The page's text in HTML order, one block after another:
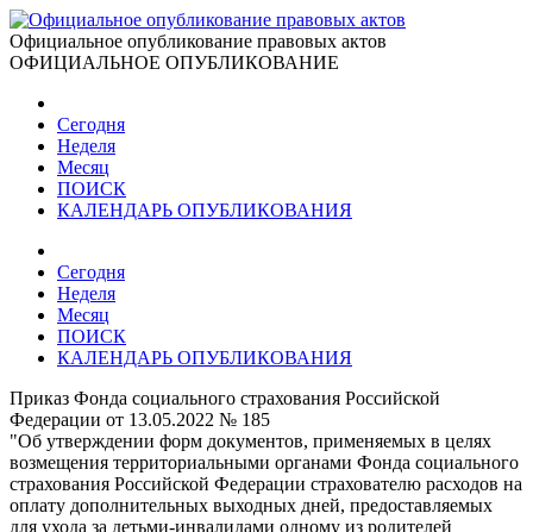
Официальное опубликование правовых актов
ОФИЦИАЛЬНОЕ ОПУБЛИКОВАНИЕ
Сегодня
Неделя
Месяц
ПОИСК
КАЛЕНДАРЬ ОПУБЛИКОВАНИЯ
Сегодня
Неделя
Месяц
ПОИСК
КАЛЕНДАРЬ ОПУБЛИКОВАНИЯ
Приказ Фонда социального страхования Российской
Федерации от 13.05.2022 № 185
"Об утверждении форм документов, применяемых в целях
возмещения территориальными органами Фонда социального
страхования Российской Федерации страхователю расходов на
оплату дополнительных выходных дней, предоставляемых
для ухода за детьми-инвалидами одному из родителей